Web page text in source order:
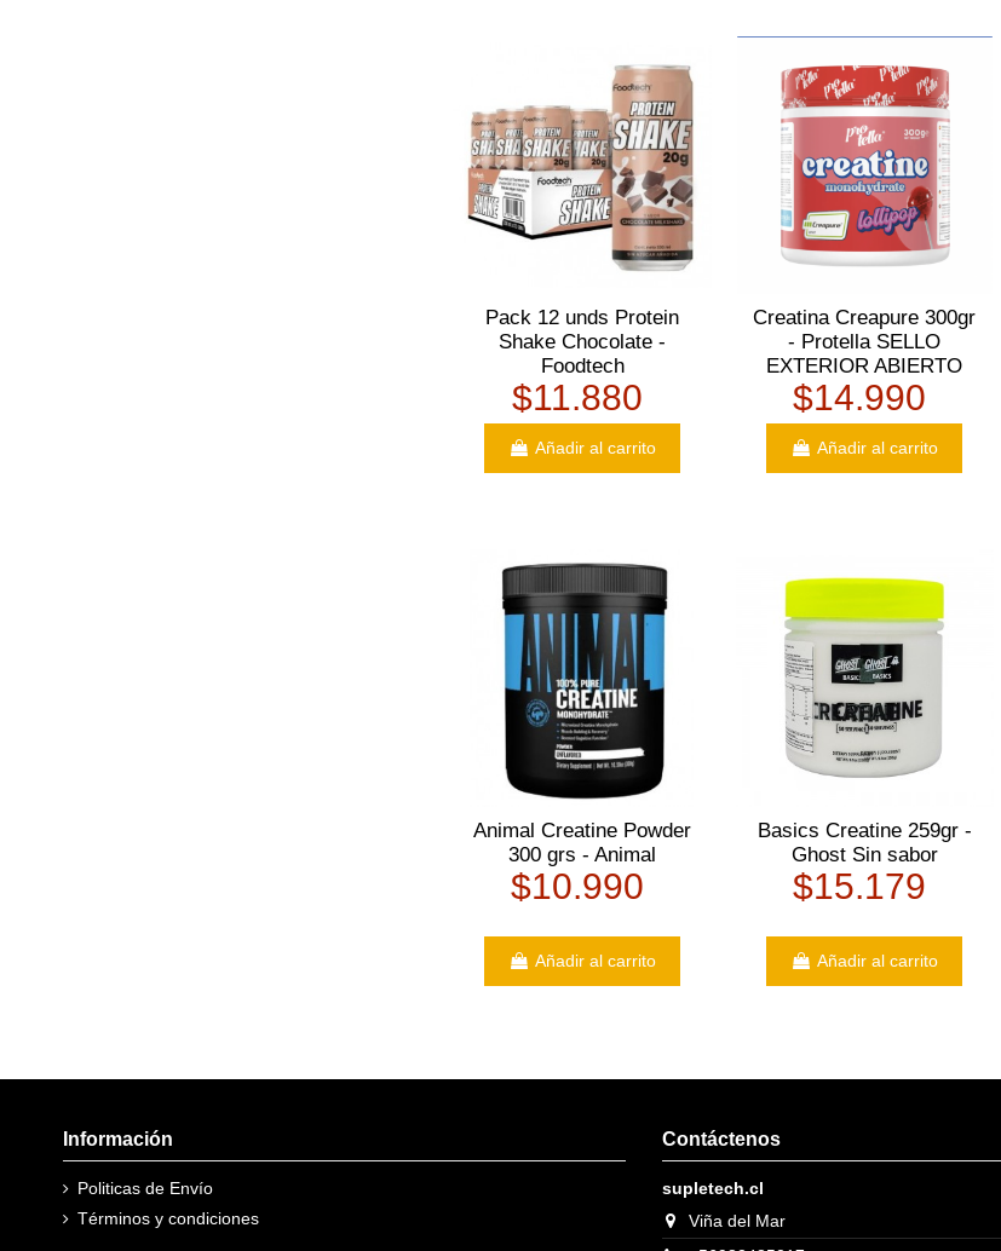
Pack 12 unds Protein
Shake Chocolate -
Foodtech
$11.880
Añadir al carrito
Creatina Creapure 300gr
- Protella SELLO
EXTERIOR ABIERTO
$14.990
Añadir al carrito
Animal Creatine Powder
300 grs - Animal
$10.990
Añadir al carrito
Basics Creatine 259gr -
Ghost Sin sabor
$15.179
Añadir al carrito
Información
Politicas de Envío
Términos y condiciones
Contáctenos
supletech.cl
Viña del Mar